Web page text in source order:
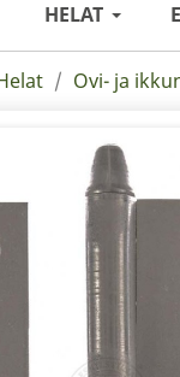
HELAT
Ovi- ja